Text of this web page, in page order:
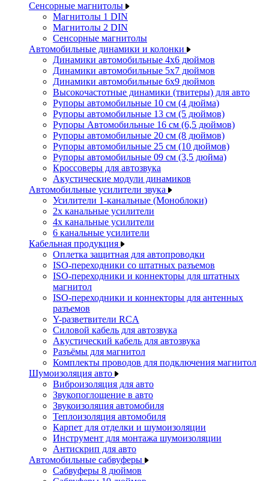
Сенсорные магнитолы
Магнитолы 1 DIN
Магнитолы 2 DIN
Сенсорные магнитолы
Автомобильные динамики и колонки
Динамики автомобильные 4x6 дюймов
Динамики автомобильные 5x7 дюймов
Динамики автомобильные 6x9 дюймов
Высокочастотные динамики (твитеры) для авто
Рупоры автомобильные 10 см (4 дюйма)
Рупоры автомобильные 13 см (5 дюймов)
Рупоры Автомобильные 16 см (6,5 дюймов)
Рупоры автомобильные 20 см (8 дюймов)
Рупоры автомобильные 25 см (10 дюймов)
Рупоры автомобильные 09 см (3,5 дюйма)
Кроссоверы для автозвука
Акустические модули динамиков
Автомобильные усилители звука
Усилители 1-канальные (Моноблоки)
2х канальные усилители
4х канальные усилители
6 канальные усилители
Кабельная продукция
Оплетка защитная для автопроводки
ISO-переходники со штатных разъемов
ISO-переходники и коннекторы для штатных
магнитол
ISO-переходники и коннекторы для антенных
разъемов
Y-разветвители RCA
Силовой кабель для автозвука
Акустический кабель для автозвука
Разъёмы для магнитол
Комплекты проводов для подключения магнитол
Шумоизоляция авто
Виброизоляция для авто
Звукопоглощение в авто
Звукоизоляция автомобиля
Теплоизоляция автомобиля
Карпет для отделки и шумоизоляции
Инструмент для монтажа шумоизоляции
Антискрип для авто
Автомобильные сабвуферы
Сабвуферы 8 дюймов